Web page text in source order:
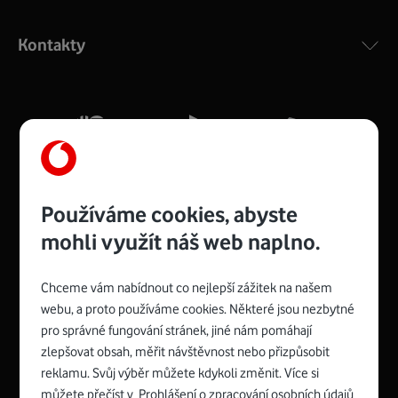
silný signál pro celou domácnost. Kompaktní rozměry 21
Více o COMPAL CH7465VF
Zyxel VMG8623-T50B:
Rozměry modemu jsou 16 x 22 x 7,5 cm (včetně stojánku)
a nabízí 4 gigabitové LAN porty a bezdrátové připojení Wi-
Spojte se s Vodafonem
Kontakty
Používáme cookies, abyste
mohli využít náš web naplno.
Chceme vám nabídnout co nejlepší zážitek na našem
webu, a proto používáme cookies. Některé jsou nezbytné
pro správné fungování stránek, jiné nám pomáhají
zlepšovat obsah, měřit návštěvnost nebo přizpůsobit
reklamu. Svůj výběr můžete kdykoli změnit. Více si
můžete přečíst v Prohlášení o zpracování osobních údajů